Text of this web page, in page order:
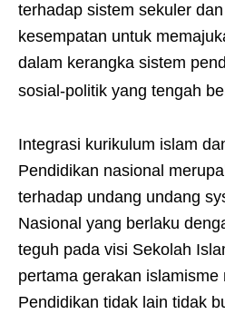
terhadap sistem sekuler
kesempatan untuk
dalam kerangka sistem
sosial-politik yang tengah
Integrasi kurikulum islam
Pendidikan nasional
terhadap undang undang
Nasional yang berlaku
teguh pada visi Sekolah
pertama gerakan islamisme
Pendidikan tidak lain tidak